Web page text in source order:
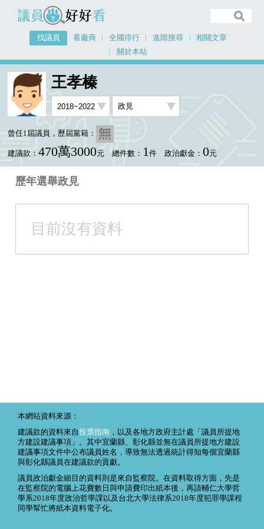
議員好好看
找議員 看廠商 全國排行 進階搜尋
相關文章
關於本站
首頁 找議員
王孝榛
曾任1屆議員，歷屆黨籍：
建議款： 470萬3000元 總件數： 1件 政治獻金： 0元
歷年選舉政見
目前沒有資料
本網站資料來源：
建議款的資料來自投票指南 ，以及各地方政府主計處「議員所提地
方建設建議事項」。其中宜蘭縣、彰化縣並無在議員所提地方建設
建議事項文件中公布議員姓名，導致無法透過統計得知每個宜蘭縣
與彰化縣議員在建議款的貢獻。
議員政治獻金細目的資料則是來自監察院。在資料取得方面，先是
在監察院的電腦上花費數日與申請費印出紙本後，再請輔仁大學哲
學系2018年度政治哲學課以及台北大學法律系2018年度犯罪學課程
同學幫忙將紙本資料電子化。